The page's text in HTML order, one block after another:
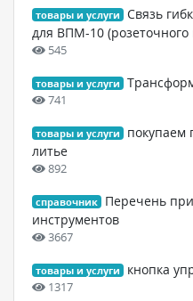
товары и услуги
Связь
для ВПМ-10 (розеточного
545
товары и услуги
741
товары и услуги
покупаем
литье
892
справочник
Перечень
инструментов
3667
товары и услуги кнопка
1317